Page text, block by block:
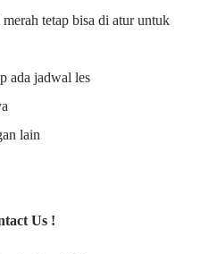
tetap bisa di atur untuk
ada jadwal les
lain
Us !